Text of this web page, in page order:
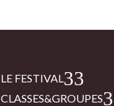
LE FESTIVAL 3
CLASSES&GROUPES